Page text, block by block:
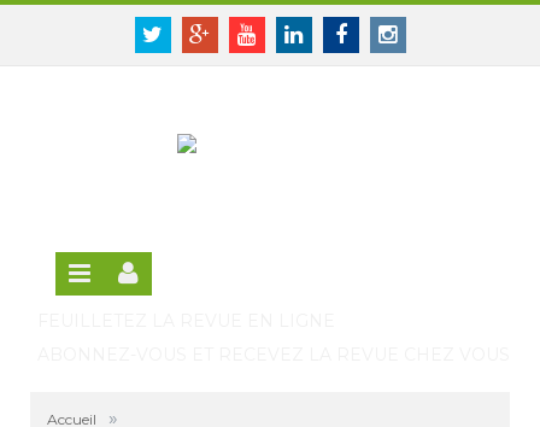
Panneau de gestion des cookies
TwitterGoogle+YoutubeLinkedinFacebookInstagram
SE CONNECTER
Accueil »